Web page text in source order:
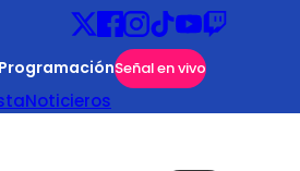
ProgramaciónSeñal en vivo
Noticieros